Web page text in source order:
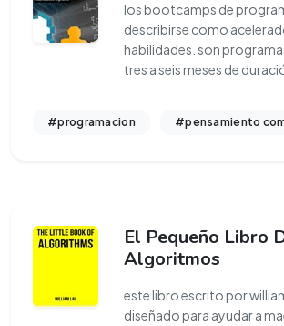
los bootcamps de
describirse como
habilidades. son
tres a seis meses de
#programacion #pensamiento
El Pequeño Libro
Algoritmos
este libro escrito por
diseñado para ayudar a